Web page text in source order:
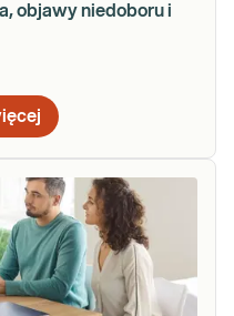
objawy niedoboru i